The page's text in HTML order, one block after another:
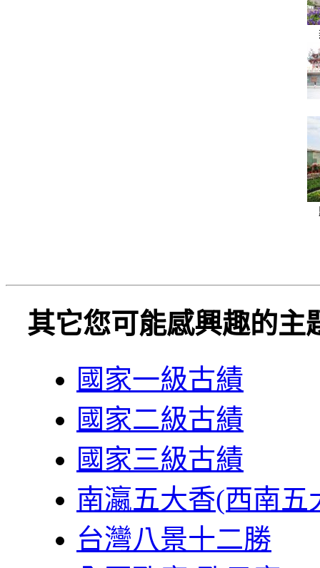
其它您可能感興趣的主
國家一級古績
國家二級古績
國家三級古績
南瀛五大香(西南五
台灣八景十二勝